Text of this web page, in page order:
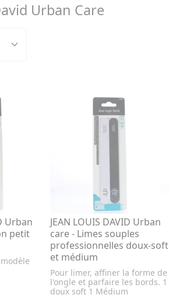
Urban Care
Urban
petit
JEAN LOUIS DAVID Urban
care - Limes souples
professionnelles doux-soft
et médium
Pour limer, affiner la forme de
l'ongle et parfaire les bords. 1
doux soft 1 Médium